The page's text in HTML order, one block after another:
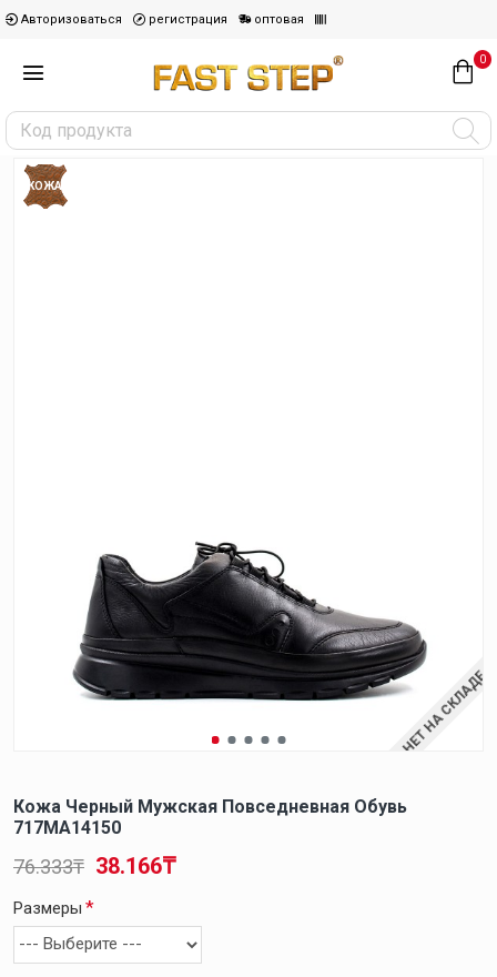
Авторизоваться регистрация оптовая
0
НЕТ НА СКЛАДЕ
КОЖА
Кожа Черный Мужская Повседневная Обувь
717MA14150
38.166₸
76.333₸
Размеры